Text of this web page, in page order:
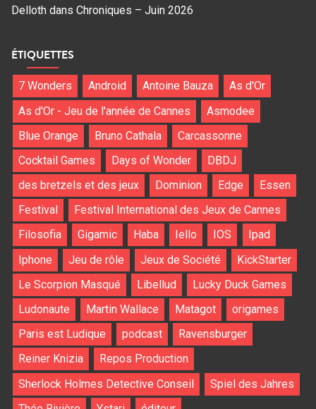
Delloth dans Chroniques – Juin 2026
ÉTIQUETTES
7 Wonders Android Antoine Bauza
As d'Or
As d'Or - Jeu de l'année de Cannes
Asmodee
Blue Orange
Bruno Cathala
Carcassonne
Cocktail Games
Days of Wonder
DBDJ
des bretzels et des jeux
Dominion Edge
Essen
Festival
Festival International des Jeux de Cannes
Filosofia
Gigamic Haba Iello IOS
Ipad
Iphone
Jeu de rôle Jeux de Société
KickStarter
Le Scorpion Masqué
Libellud
Lucky Duck Games
Ludonaute
Martin Wallace Matagot
origames
Paris est Ludique
podcast
Ravensburger
Reiner Knizia
Repos Production
Sherlock Holmes Detective Conseil
Spiel des Jahres